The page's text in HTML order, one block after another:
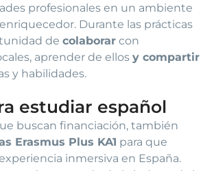
profesionales en un ambiente
Durante las prácticas
de colaborar con
aprender de ellos y compartir
y habilidades.
estudiar español
buscan financiación, también
Erasmus Plus KA1 para que
inmersiva en España.